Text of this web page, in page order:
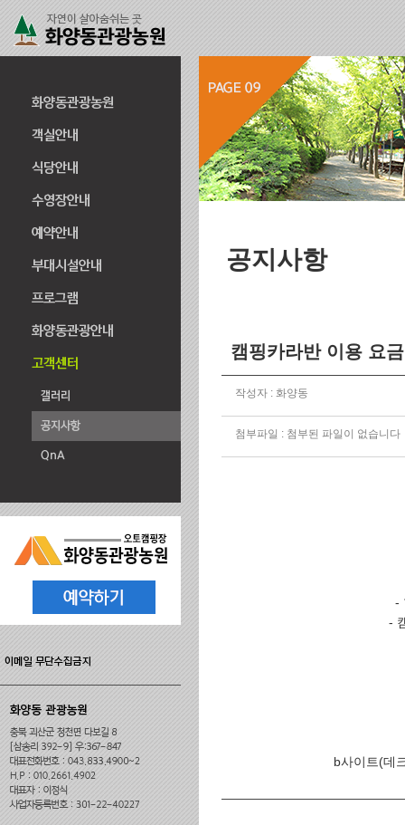
공지사항
캠핑카라반 이용 요
작성자 : 화양동
첨부파일 : 첨부된 파일이 없습니다
-
-
b사이트(데